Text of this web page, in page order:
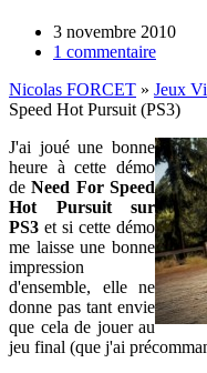
3 novembre 2010
1 commentaire
Nicolas FORCET » Jeux
Speed Hot Pursuit (PS3)
J'ai joué une bonne
heure à cette démo
deNeed For Speed
Hot Pursuit sur
PS3 et si cette démo
me laisse une bonne
impression
d'ensemble, elle ne
donne pas tant envie
que cela de jouer au
jeu final (que j'ai